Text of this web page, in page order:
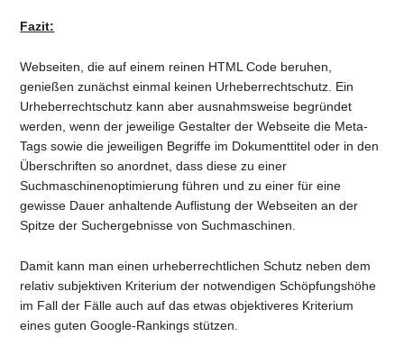
Fazit:
Webseiten, die auf einem reinen HTML Code beruhen,
genießen zunächst einmal keinen Urheberrechtschutz. Ein
Urheberrechtschutz kann aber ausnahmsweise begründet
werden, wenn der jeweilige Gestalter der Webseite die Meta-
Tags sowie die jeweiligen Begriffe im Dokumenttitel oder in den
Überschriften so anordnet, dass diese zu einer
Suchmaschinenoptimierung führen und zu einer für eine
gewisse Dauer anhaltende Auflistung der Webseiten an der
Spitze der Suchergebnisse von Suchmaschinen.
Damit kann man einen urheberrechtlichen Schutz neben dem
relativ subjektiven Kriterium der notwendigen Schöpfungshöhe
im Fall der Fälle auch auf das etwas objektiveres Kriterium
eines guten Google-Rankings stützen.